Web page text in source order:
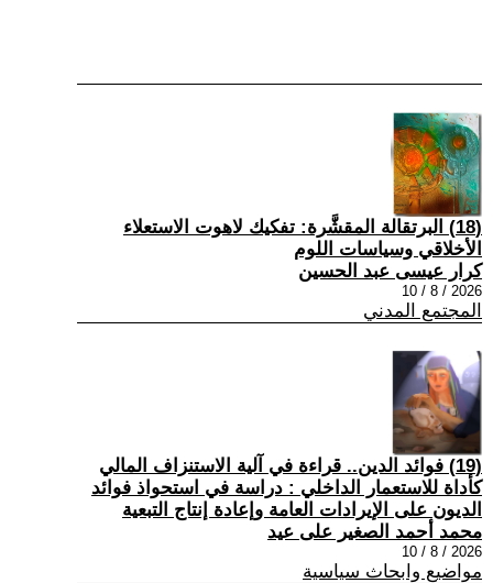
(18) البرتقالة المقشَّرة: تفكيك لاهوت الاستعلاء
الأخلاقي وسياسات اللوم
كرار عيسى عبد الحسين
2026 / 8 / 10
المجتمع المدني
(19) فوائد الدين.. قراءة في آلية الاستنزاف المالي
كأداة للاستعمار الداخلي : دراسة في استحواذ فوائد
الديون على الإيرادات العامة وإعادة إنتاج التبعية
محمد أحمد الصغير على عيد
2026 / 8 / 10
مواضيع وابحاث سياسية